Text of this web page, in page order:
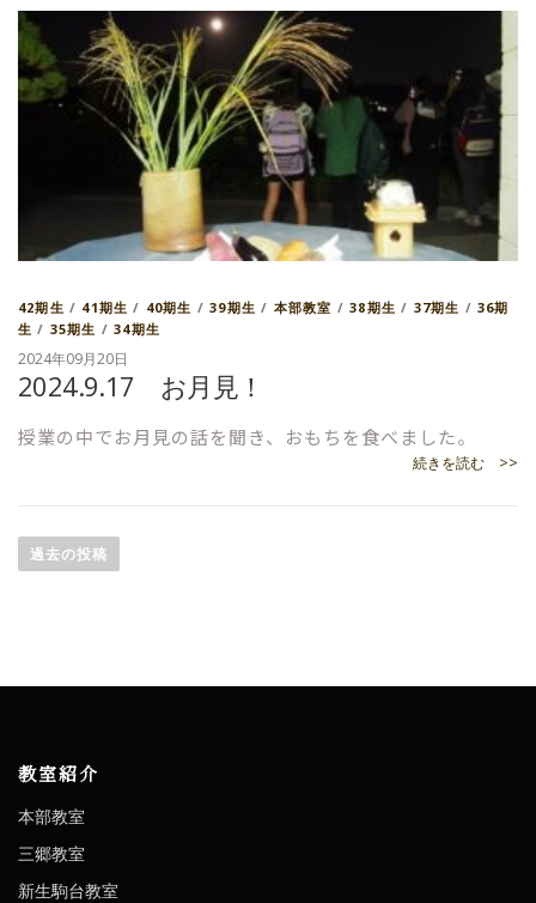
42期生 / 41期生 / 40期生 /39期生 / 本部教室 /38期生 / 37期生 / 36期
生 / 35期生 /34期生
2024年09月20日
2024.9.17 お月見！
授業の中でお月見の話を聞き、おもちを食べました。
続きを読む >>
投
稿
ゲ
シ
ョ
ン
過去の投稿
教室紹介
本部教室
三郷教室
新生駒台教室